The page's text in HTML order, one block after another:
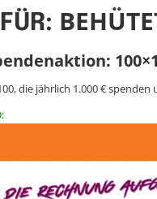
FÜR:
die jährlich 1.000 €